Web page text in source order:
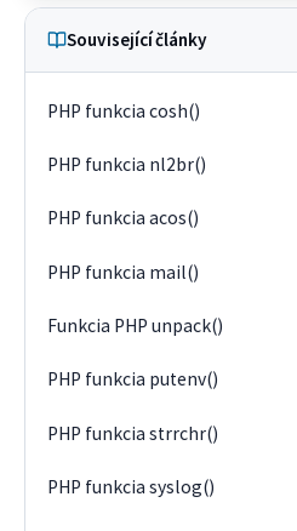
Související články
PHP funkcia cosh()
PHP funkcia nl2br()
PHP funkcia acos()
PHP funkcia mail()
Funkcia PHP unpack()
PHP funkcia putenv()
PHP funkcia strrchr()
PHP funkcia syslog()